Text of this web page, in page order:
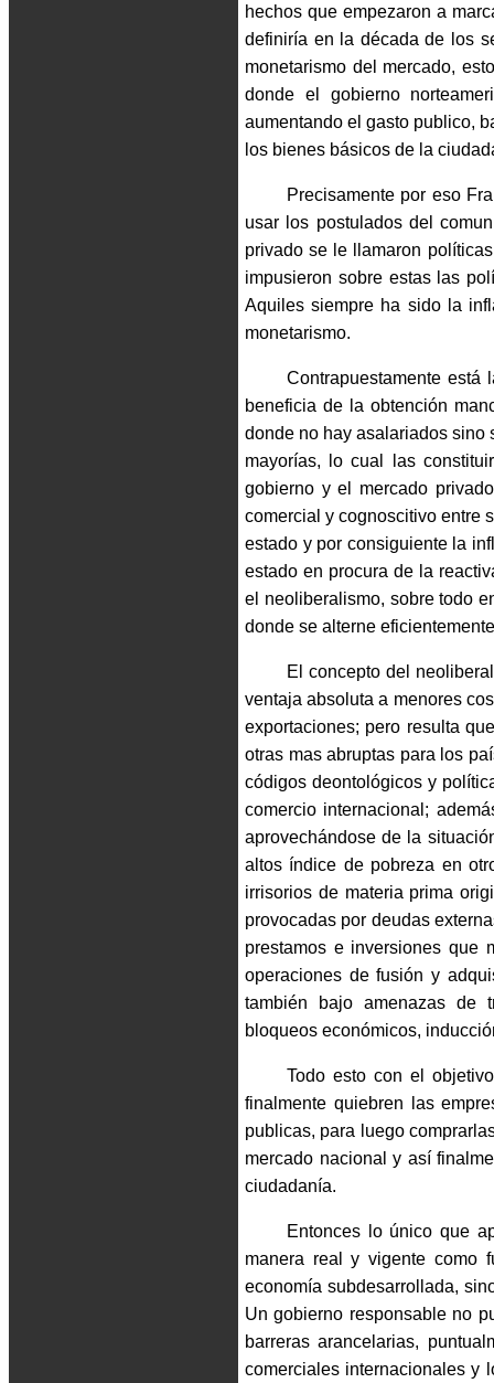
hechos que empezaron a
definiría en la década de los
monetarismo del mercado,
donde el gobierno
aumentando el gasto publico,
los bienes básicos de la
Precisamente por eso
usar los postulados del
privado se le llamaron
impusieron sobre estas las
Aquiles siempre ha sido la
monetarismo.
Contrapuestamente
beneficia de la obtención
donde no hay asalariados sino
mayorías, lo cual las
gobierno y el mercado
comercial y cognoscitivo entre
estado y por consiguiente la
estado en procura de la
el neoliberalismo, sobre todo
donde se alterne
El concepto del
ventaja absoluta a menores
exportaciones; pero resulta
otras mas abruptas para los
códigos deontológicos y
comercio internacional;
aprovechándose de la
altos índice de pobreza en
irrisorios de materia prima
provocadas por deudas
prestamos e inversiones que
operaciones de fusión y
también bajo amenazas de
bloqueos económicos,
Todo esto con el
finalmente quiebren las
publicas, para luego
mercado nacional y así
ciudadanía.
Entonces lo único que
manera real y vigente como
economía subdesarrollada,
Un gobierno responsable no
barreras arancelarias,
comerciales internacionales y